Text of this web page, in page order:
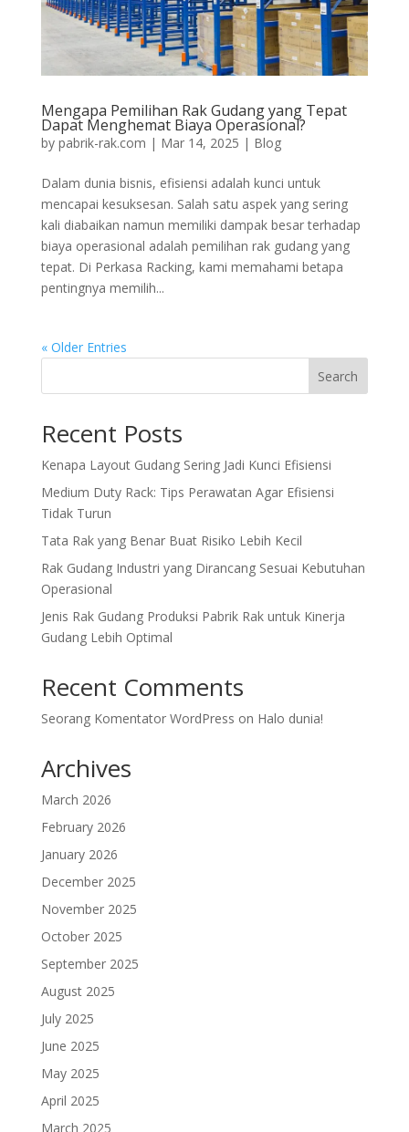
Mengapa Pemilihan Rak Gudang yang Tepat
Dapat Menghemat Biaya Operasional?
by pabrik-rak.com | Mar 14, 2025 | Blog
Dalam dunia bisnis, efisiensi adalah kunci untuk
mencapai kesuksesan. Salah satu aspek yang sering
kali diabaikan namun memiliki dampak besar terhadap
biaya operasional adalah pemilihan rak gudang yang
tepat. Di Perkasa Racking, kami memahami betapa
pentingnya memilih...
« Older Entries
Search
Recent Posts
Kenapa Layout Gudang Sering Jadi Kunci Efisiensi
Medium Duty Rack: Tips Perawatan Agar Efisiensi
Tidak Turun
Tata Rak yang Benar Buat Risiko Lebih Kecil
Rak Gudang Industri yang Dirancang Sesuai Kebutuhan
Operasional
Jenis Rak Gudang Produksi Pabrik Rak untuk Kinerja
Gudang Lebih Optimal
Recent Comments
Seorang Komentator WordPress on Halo dunia!
Archives
March 2026
February 2026
January 2026
December 2025
November 2025
October 2025
September 2025
August 2025
July 2025
June 2025
May 2025
April 2025
March 2025